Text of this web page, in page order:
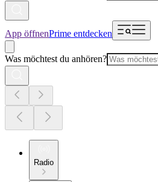
App öffnenPrime entdecken
Was möchtest du anhören?
Radio